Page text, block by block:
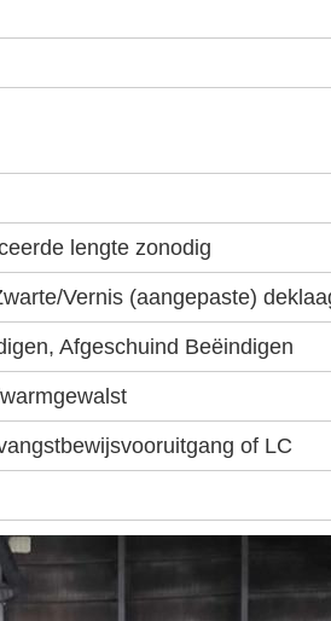
lengte zonodig
Vernis (aangepaste)
Afgeschuind Beëindigen
of LC